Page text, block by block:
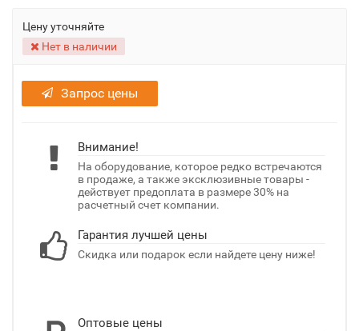
Цену уточняйте
Нет в наличии
Запрос цены
Внимание!
На оборудование, которое редко встречаются
в продаже, а также эксклюзивные товары -
действует предоплата в размере 30% на
расчетный счет компании.
Гарантия лучшей цены
Скидка или подарок если найдете цену ниже!
Оптовые цены